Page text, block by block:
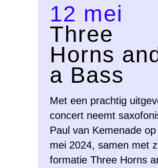
12 mei
Three
Horns
a Bass
Met een prachtig
concert neemt
Paul van Kemenade op
mei 2024, samen met
formatie Three Horns